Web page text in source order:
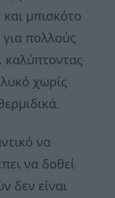
μπισκότο
πολλούς
καλύπτοντας
χωρίς
να
να δοθεί
δεν είναι